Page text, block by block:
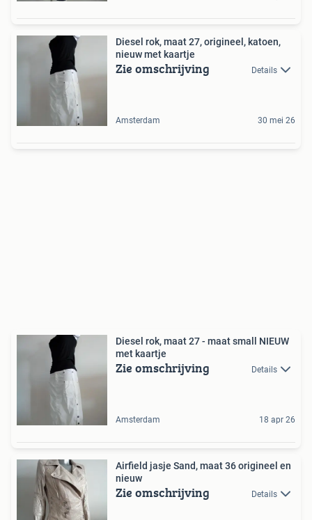
Diesel rok, maat 27, origineel, katoen,
nieuw met kaartje
Zie omschrijving Details
Amsterdam 30 mei 26
Diesel rok, maat 27 - maat small NIEUW
met kaartje
Zie omschrijving Details
Amsterdam 18 apr 26
Airfield jasje Sand, maat 36 origineel en
nieuw
Zie omschrijving Details